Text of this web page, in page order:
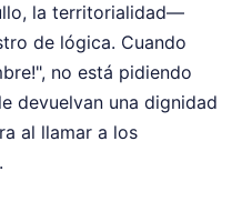
la territorialidad—
de lógica. Cuando
no está pidiendo
devuelvan una dignidad
al llamar a los